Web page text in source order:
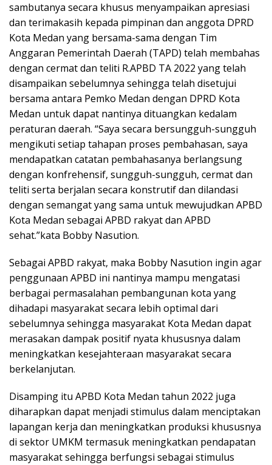
sambutanya secara khusus menyampaikan apresiasi
dan terimakasih kepada pimpinan dan anggota DPRD
Kota Medan yang bersama-sama dengan Tim
Anggaran Pemerintah Daerah (TAPD) telah membahas
dengan cermat dan teliti R.APBD TA 2022 yang telah
disampaikan sebelumnya sehingga telah disetujui
bersama antara Pemko Medan dengan DPRD Kota
Medan untuk dapat nantinya dituangkan kedalam
peraturan daerah. “Saya secara bersungguh-sungguh
mengikuti setiap tahapan proses pembahasan, saya
mendapatkan catatan pembahasanya berlangsung
dengan konfrehensif, sungguh-sungguh, cermat dan
teliti serta berjalan secara konstrutif dan dilandasi
dengan semangat yang sama untuk mewujudkan APBD
Kota Medan sebagai APBD rakyat dan APBD
sehat.”kata Bobby Nasution.
Sebagai APBD rakyat, maka Bobby Nasution ingin agar
penggunaan APBD ini nantinya mampu mengatasi
berbagai permasalahan pembangunan kota yang
dihadapi masyarakat secara lebih optimal dari
sebelumnya sehingga masyarakat Kota Medan dapat
merasakan dampak positif nyata khususnya dalam
meningkatkan kesejahteraan masyarakat secara
berkelanjutan.
Disamping itu APBD Kota Medan tahun 2022 juga
diharapkan dapat menjadi stimulus dalam menciptakan
lapangan kerja dan meningkatkan produksi khususnya
di sektor UMKM termasuk meningkatkan pendapatan
masyarakat sehingga berfungsi sebagai stimulus